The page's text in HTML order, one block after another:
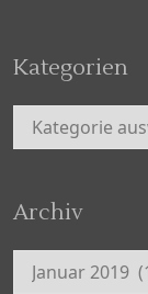
Kategorien
Kategorien
Archiv
Archiv